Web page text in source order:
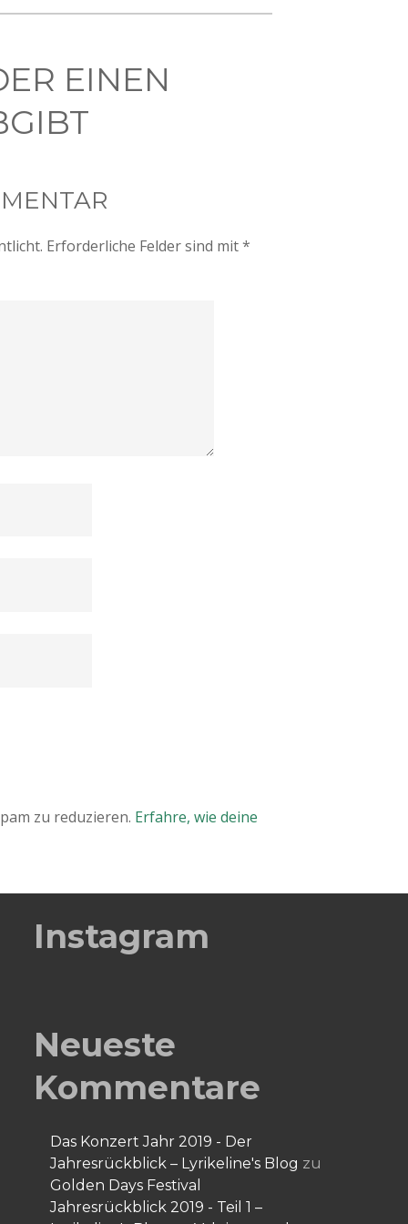
EINEN
Erforderliche Felder sind mit*
zu reduzieren. Erfahre, wie deine
Instagram
Neueste
Kommentare
Das Konzert Jahr 2019 - Der
Jahresrückblick – Lyrikeline's Blog zu
Golden Days Festival
Jahresrückblick 2019 - Teil 1 –